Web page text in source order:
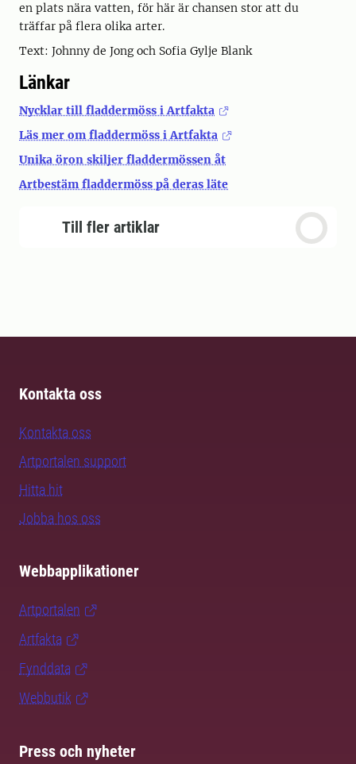
en plats nära vatten, för här är chansen stor att du
träffar på flera olika arter.
Text: Johnny de Jong och Sofia Gylje Blank
Länkar
Nycklar till fladdermöss i Artfakta
Läs mer om fladdermöss i Artfakta
Unika öron skiljer fladdermössen åt
Artbestäm fladdermöss på deras läte
Till fler artiklar
Kontakta oss
Kontakta oss
Artportalen support
Hitta hit
Jobba hos oss
Webbapplikationer
Artportalen
Artfakta
Fynddata
Webbutik
Press och nyheter